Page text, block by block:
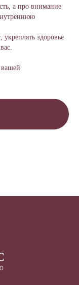
а про внимание
здоровье